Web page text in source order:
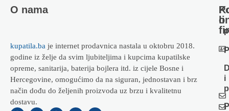
O nama
kupatila.ba je internet prodavnica nastala u oktobru 2018.
godine iz želje da svim ljubiteljima i kupcima kupatilske
opreme, sanitarija, baterija bojlera itd. iz cijele Bosne i
Hercegovine, omogućimo da na siguran, jednostavan i brz
način dođu do željenih proizvoda uz brzu i kvalitetnu
dostavu.
i
o